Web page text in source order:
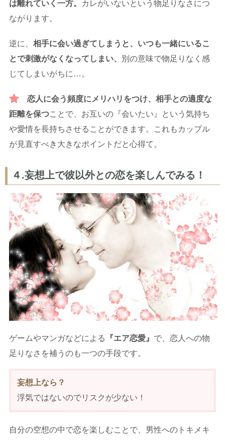
は離れていく一方。
カレがいないという物足りなさにつ
ながります。
逆に、 相手に会い過ぎてしまうと、いつも一緒にいるこ
とで刺激がなくなってしまい、
別の意味で物足りなく感
じてしまいがちに…。
恋人に会う頻度にメリハリをつけ、相手との適度な
距離を保つことで、お互いの『会いたい』という気持ち
や愛情を長持ちさせることができます。これもカップル
が見直すべき大きなポイントだと心得て。
４.妄想上で彼以外との恋を楽しんでみる！
ゲームやマンガなどによる 『エア恋愛』 で、恋人への物
足りなさを補うのも一つの手段です。
妄想上なら？
浮気ではないのでリスクが少ない！
自分の空想の中で恋を楽しむことで、男性へのトキメキ